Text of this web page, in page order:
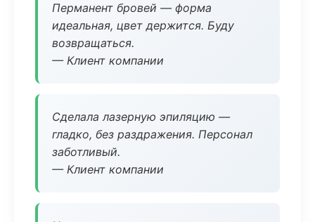
Перманент бровей — форма
идеальная, цвет держится. Буду
возвращаться.
— Клиент компании
Сделала лазерную эпиляцию —
гладко, без раздражения. Персонал
заботливый.
— Клиент компании